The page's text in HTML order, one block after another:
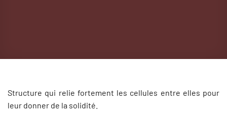
Structure qui relie fortement les cellules entre elles pour
leur donner de la solidité.